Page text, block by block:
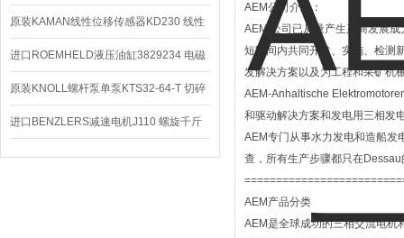
K21R80G4马达
原装KAMAN线性位移传感器KD230 线性
编码器
进口ROEMHELD液压油缸3829234 电磁
阀定位器
原装KNOLL螺杆泵单泵KTS32-64-T 切碎
排屑机
进口BENZLERS减速电机J110 螺旋千斤
顶BD-58
AEM公司介绍：
AEM 公司已从量产生产商发展
短时间内共同开发、实施、检测
发解决方案以及为工程和采矿机
AEM-Anhaltische
和驱动解决方案和发电用三相发
AEM专门从事水力发电和造船发
查，所有生产步骤都只在
AEM产品分类
AEM是全球成功的三相交流电机